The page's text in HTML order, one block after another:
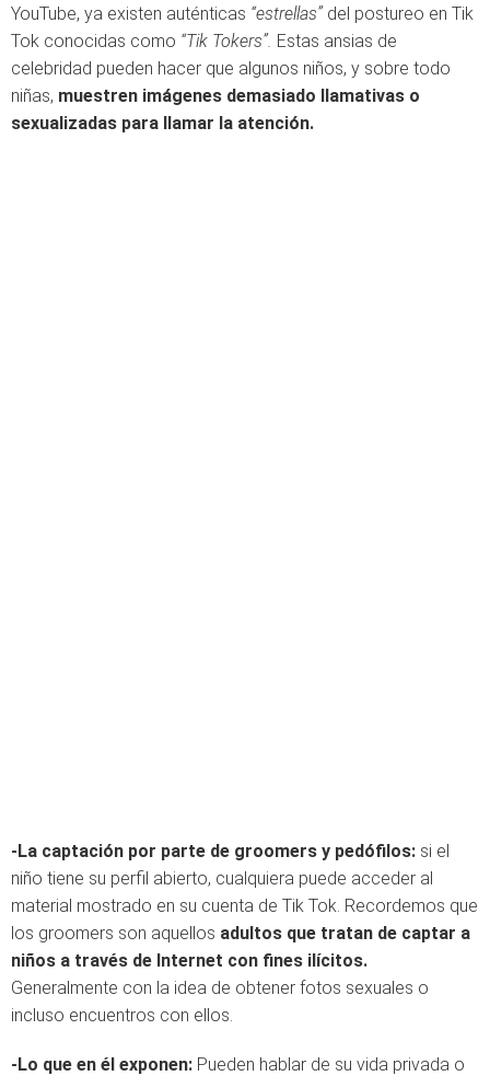
YouTube, ya existen auténticas “estrellas”del postureo en Tik
Tok conocidas como “Tik Tokers”. Estas ansias de
celebridad pueden hacer que algunos niños, y sobre todo
niñas, muestren imágenes demasiado llamativas o
sexualizadas para llamar la atención.
-La captación por parte de groomers y pedófilos: si el
niño tiene su perfil abierto, cualquiera puede acceder al
material mostrado en su cuenta de Tik Tok. Recordemos que
los groomers son aquellos adultos que tratan de captar a
niños a través de Internet con fines ilícitos.
Generalmente con la idea de obtener fotos sexuales o
incluso encuentros con ellos.
-Lo que en él exponen: Pueden hablar de su vida privada o